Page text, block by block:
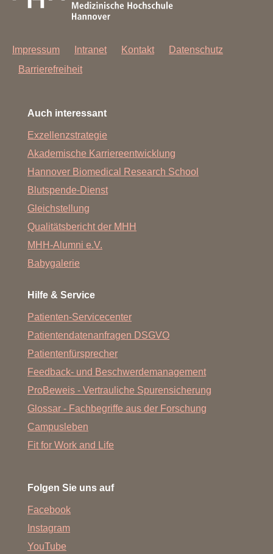
Impressum Intranet Kontakt
Datenschutz
Barrierefreiheit
Auch interessant
Exzellenzstrategie
Akademische Karriereentwicklung
Hannover Biomedical Research School
Blutspende-Dienst
Gleichstellung
Qualitätsbericht der MHH
MHH-Alumni e.V.
Babygalerie
Hilfe & Service
Patienten-Servicecenter
Patientendatenanfragen DSGVO
Patientenfürsprecher
Feedback- und Beschwerdemanagement
ProBeweis - Vertrauliche Spurensicherung
Glossar - Fachbegriffe aus der Forschung
Campusleben
Fit for Work and Life
Folgen Sie uns auf
Facebook
Instagram
YouTube